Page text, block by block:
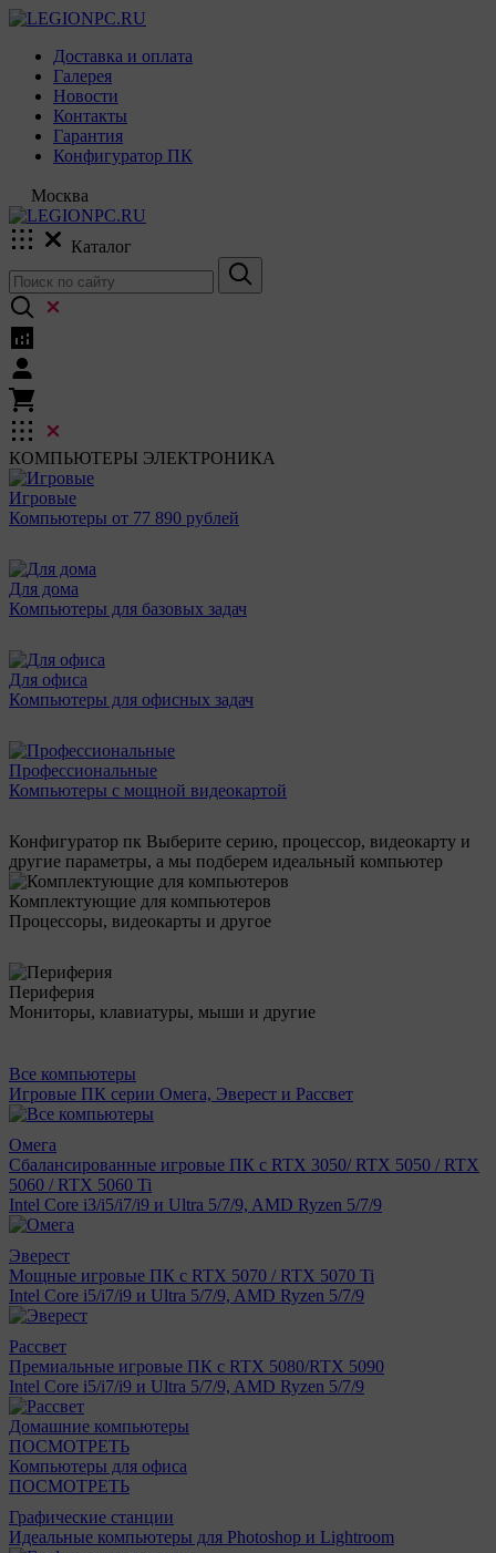
Доставка и оплата
Галерея
Новости
Контакты
Гарантия
Конфигуратор ПК
Москва
Каталог
КОМПЬЮТЕРЫ ЭЛЕКТРОНИКА
Игровые
Компьютеры от 77 890 рублей
Для дома
Компьютеры для базовых задач
Для офиса
Компьютеры для офисных задач
Профессиональные
Компьютеры с мощной видеокартой
Конфигуратор пк Выберите серию, процессор, видеокарту и
другие параметры, а мы подберем идеальный компьютер
Комплектующие для компьютеров
Процессоры, видеокарты и другое
Периферия
Мониторы, клавиатуры, мыши и другие
Все компьютеры
Игровые ПК серии Омега, Эверест и Рассвет
Омега
Сбалансированные игровые ПК с RTX 3050/ RTX 5050 / RTX
5060 / RTX 5060 Ti
Intel Core i3/i5/i7/i9 и Ultra 5/7/9, AMD Ryzen 5/7/9
Эверест
Мощные игровые ПК с RTX 5070 / RTX 5070 Ti
Intel Core i5/i7/i9 и Ultra 5/7/9, AMD Ryzen 5/7/9
Рассвет
Премиальные игровые ПК с RTX 5080/RTX 5090
Intel Core i5/i7/i9 и Ultra 5/7/9, AMD Ryzen 5/7/9
Домашние компьютеры
ПОСМОТРЕТЬ
Компьютеры для офиса
ПОСМОТРЕТЬ
Графические станции
Идеальные компьютеры для Photoshop и Lightroom